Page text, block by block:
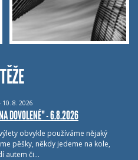
8. 2026
DOVOLENÉ" - 6.8.2026
obvykle používáme nějaký
pěšky, někdy jedeme na kole,
autem či…